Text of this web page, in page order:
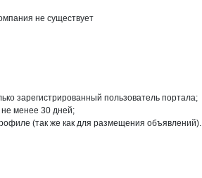
не существует
зарегистрированный пользователь портала;
менее 30 дней;
(так же как для размещения объявлений).